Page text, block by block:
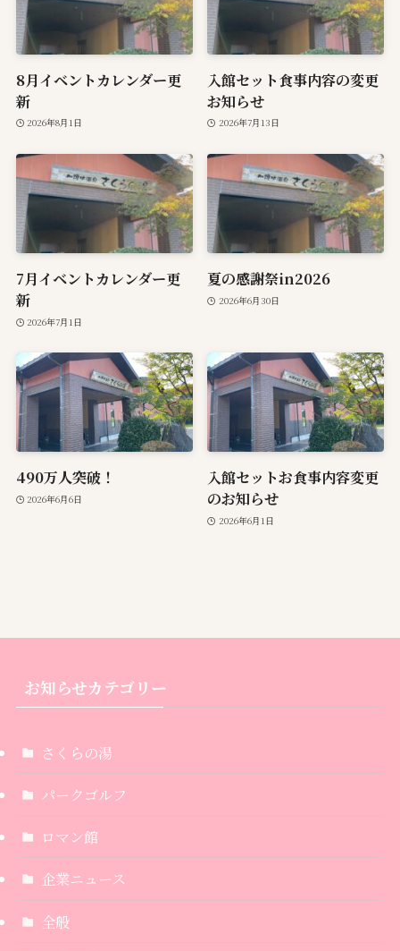
8月イベントカレンダー更
新
2026年8月1日
入館セット食事内容の変更
お知らせ
2026年7月13日
7月イベントカレンダー更
新
2026年7月1日
夏の感謝祭in2026
2026年6月30日
490万人突破！
2026年6月6日
入館セットお食事内容変更
のお知らせ
2026年6月1日
お知らせカテゴリー
さくらの湯
パークゴルフ
ロマン館
企業ニュース
全般